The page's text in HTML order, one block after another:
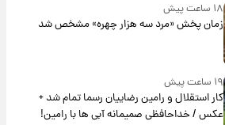
۱۸ ساعت پیش
زمان پخش «مرد سه هزار چهره» مشخص شد
۱۹ ساعت پیش
کار استقلال و رامین رضاییان رسما تمام شد +
عکس / خداحافظی صمیمانه آبی ها با رامین!